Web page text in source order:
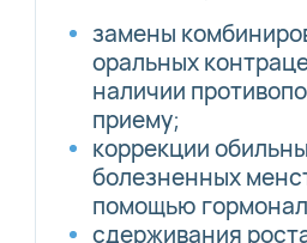
замены
оральных
наличии
приему;
коррекции
болезненных
помощью
сдерживания